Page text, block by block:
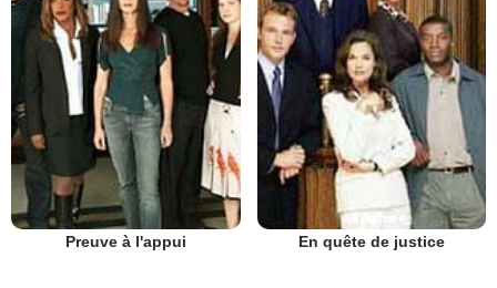
Preuve à l'appui En quête de justice